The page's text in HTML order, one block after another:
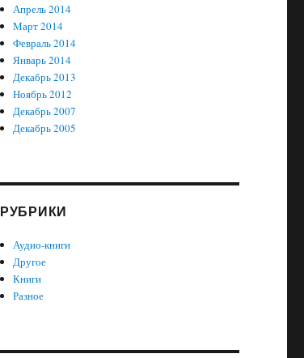
Апрель 2014
Март 2014
Февраль 2014
Январь 2014
Декабрь 2013
Ноябрь 2012
Декабрь 2007
Декабрь 2005
РУБРИКИ
Аудио-книги
Другое
Книги
Разное